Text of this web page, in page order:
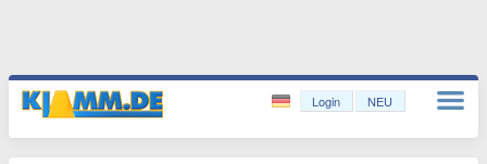
Login NEU